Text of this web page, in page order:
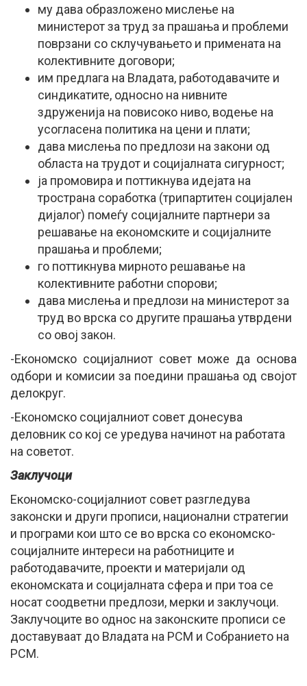
му дава образложено мислење на
министерот за труд за прашања и проблеми
поврзани со склучувањето и примената на
колективните договори;
им предлага на Владата, работодавачите и
синдикатите, односно на нивните
здруженија на повисоко ниво, водење на
усогласена политика на цени и плати;
дава мислења по предлози на закони од
областа на трудот и социјалната сигурност;
ја промовира и поттикнува идејата на
тространа соработка (трипартитен социјален
дијалог) помеѓу социјалните партнери за
решавање на економските и социјалните
прашања и проблеми;
го поттикнува мирното решавање на
колективните работни спорови;
дава мислења и предлози на министерот за
труд во врска со другите прашања утврдени
со овој закон.
-Економско социјалниот совет може да основа
одбори и комисии за поедини прашања од својот
делокруг.
-Економско социјалниот совет донесува
деловник со кој се уредува начинот на работата
на советот.
Заклучоци
Економско-социјалниот совет разгледува
законски и други прописи, национални стратегии
и програми кои што се во врска со економско-
социјалните интереси на работниците и
работодавачите, проекти и материјали од
економската и социјалната сфера и при тоа се
носат соодветни предлози, мерки и заклучоци.
Заклучоците во однос на законските прописи се
доставуваат до Владата на РСМ и Собранието на
РСМ.